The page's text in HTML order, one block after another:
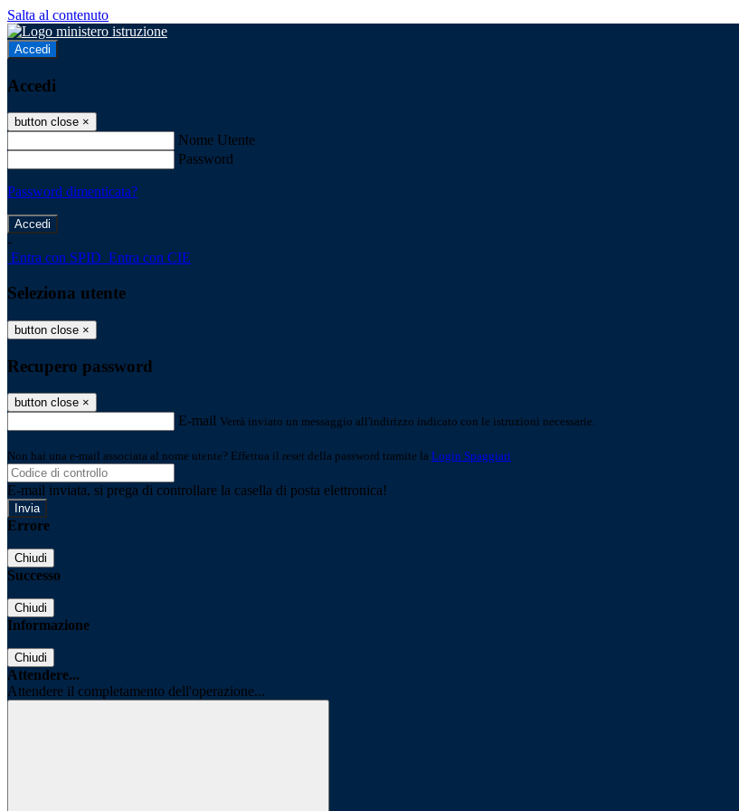
Salta al contenuto
Accedi
Accedi
button close ×
Nome Utente
Password
Password dimenticata?
-
Entra con SPID Entra con CIE
Seleziona utente
button close ×
Recupero password
button close ×
E-mail Verrà inviato un messaggio all'indirizzo indicato con le istruzioni necessarie.
Non hai una e-mail associata al nome utente? Effettua il reset della password tramite la Login Spaggiari
E-mail inviata, si prega di controllare la casella di posta elettronica!
Errore
Chiudi
Successo
Chiudi
Informazione
Chiudi
Attendere...
Attendere il completamento dell'operazione...